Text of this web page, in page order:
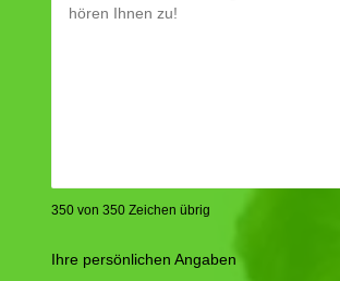
350 von 350 Zeichen übrig
Ihre persönlichen Angaben